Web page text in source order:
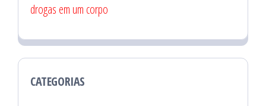
drogas em um corpo
CATEGORIAS